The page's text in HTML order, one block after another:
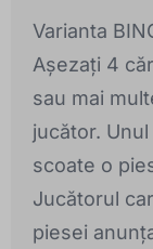
Varianta
Așezați 4
sau mai
jucător.
scoate o
Jucătorul
piesei